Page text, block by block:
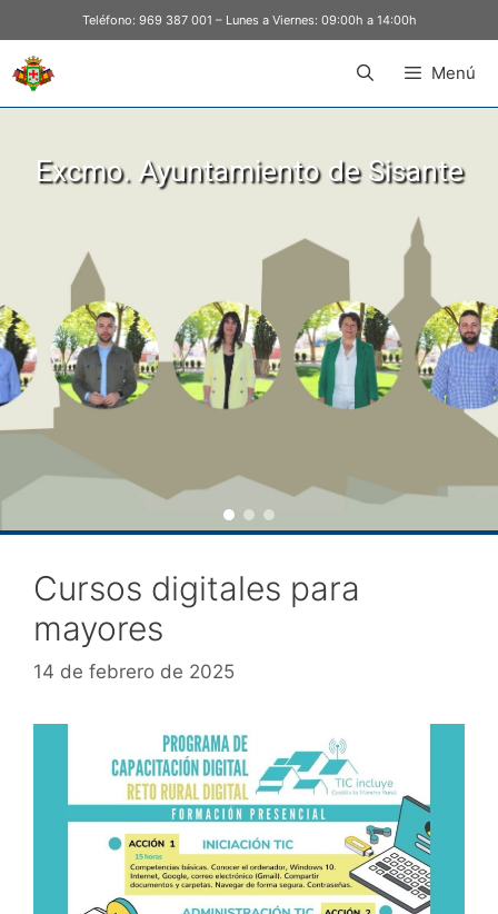
Teléfono: 969 387 001 – Lunes a Viernes: 09:00h a 14:00h
Menú
Excmo. Ayuntamiento de Sisante
Cursos digitales para
mayores
14 de febrero de 2025